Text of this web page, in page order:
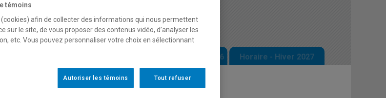
JUR5585-Droit comparé
Horaire - Automne 2026 Horaire - Hiver 2027
témoins
afin de collecter des informations qui nous permettent
sur le site, de vous proposer des contenus vidéo, d’analyser les
etc. Vous pouvez personnaliser votre choix en sélectionnant
Tout refuser
Autoriser les témoins